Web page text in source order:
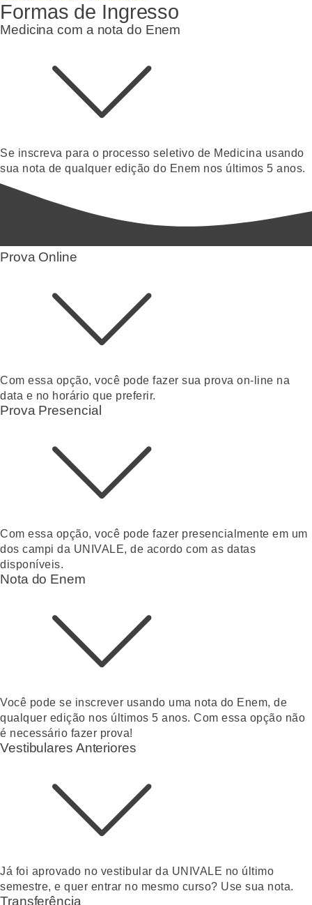
Formas de Ingresso
Medicina com a nota do Enem
Se inscreva para o processo seletivo de Medicina usando
sua nota de qualquer edição do Enem nos últimos 5 anos.
Prova Online
Com essa opção, você pode fazer sua prova on-line na
data e no horário que preferir.
Prova Presencial
Com essa opção, você pode fazer presencialmente em um
dos campi da UNIVALE, de acordo com as datas
disponíveis.
Nota do Enem
Você pode se inscrever usando uma nota do Enem, de
qualquer edição nos últimos 5 anos. Com essa opção não
é necessário fazer prova!
Vestibulares Anteriores
Já foi aprovado no vestibular da UNIVALE no último
semestre, e quer entrar no mesmo curso? Use sua nota.
Transferência